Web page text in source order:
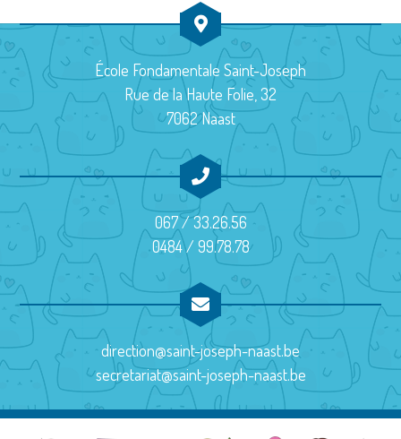
a
t
i
o
n
É
v
è
n
e
m
e
n
École Fondamentale Saint-Joseph
Rue de la Haute Folie, 32
7062 Naast
067 / 33.26.56
0484 / 99.78.78
direction@saint-joseph-naast.be
secretariat@saint-joseph-naast.be